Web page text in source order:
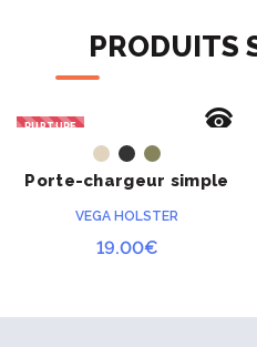
Diamètre du tube :
Correcteur
Dimensions : 10,4 x
Poids : 360
PRODUITS
RUPTURE
ACHETER
Porte-chargeur simple
VEGA HOLSTER
19.00€